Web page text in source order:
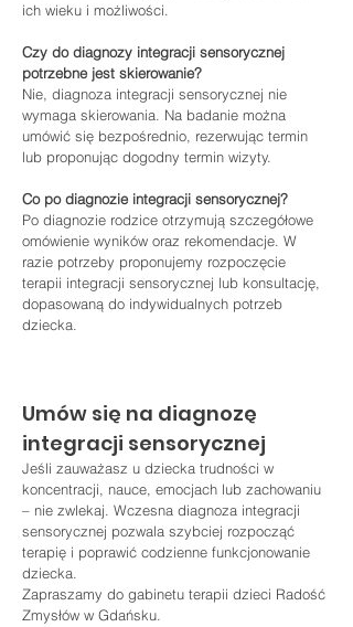
ich wieku i możliwości.
Czy do diagnozy integracji sensorycznej
potrzebne jest skierowanie?
Nie, diagnoza integracji sensorycznej nie
wymaga skierowania. Na badanie można
umówić się bezpośrednio, rezerwując termin
lub proponując dogodny termin wizyty.
Co po diagnozie integracji sensorycznej?
Po diagnozie rodzice otrzymują szczegółowe
omówienie wyników oraz rekomendacje. W
razie potrzeby proponujemy rozpoczęcie
terapii integracji sensorycznej lub konsultację,
dopasowaną do indywidualnych potrzeb
dziecka.
Umów się na diagnozę
integracji sensorycznej
Jeśli zauważasz u dziecka trudności w
koncentracji, nauce, emocjach lub zachowaniu
– nie zwlekaj. Wczesna diagnoza integracji
sensorycznej pozwala szybciej rozpocząć
terapię i poprawić codzienne funkcjonowanie
dziecka.
Zapraszamy do gabinetu terapii dzieci Radość
Zmysłów w Gdańsku.